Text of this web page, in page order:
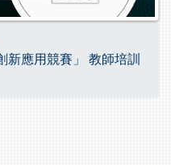
應用競賽」 教師培訓